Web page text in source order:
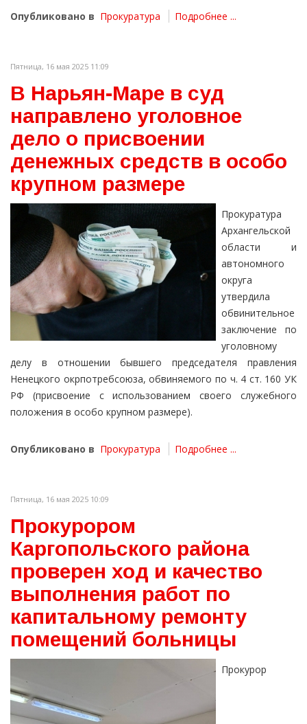
Опубликовано в Прокуратура Подробнее ...
Пятница, 16 мая 2025 11:09
В Нарьян-Маре в суд
направлено уголовное
дело о присвоении
денежных средств в особо
крупном размере
Прокуратура
Архангельской
области и
автономного
округа
утвердила
обвинительное
заключение по
уголовному
делу в отношении бывшего председателя правления
Ненецкого окрпотребсоюза, обвиняемого по ч. 4 ст. 160 УК
РФ (присвоение с использованием своего служебного
положения в особо крупном размере).
Опубликовано в Прокуратура Подробнее ...
Пятница, 16 мая 2025 10:09
Прокурором
Каргопольского района
проверен ход и качество
выполнения работ по
капитальному ремонту
помещений больницы
Прокурор